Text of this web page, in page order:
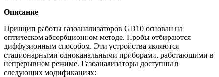
Описание
Принцип работы газоанализаторов GD10 основан на
оптическом абсорбционном методе. Пробы отбираются
диффузионным способом. Эти устройства являются
стационарными одноканальными приборами, работающими в
непрерывном режиме. Газоанализаторы доступны в
следующих модификациях: